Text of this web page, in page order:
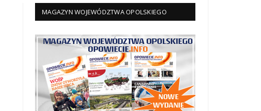
MAGAZYN WOJEWÓDZTWA OPOLSKIEGO